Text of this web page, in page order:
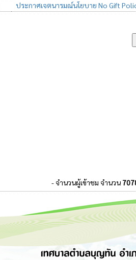
ประกาศเจตนารมณ์นโยบาย No Gift
- จำนวนผู้เข้าชม จำนวน